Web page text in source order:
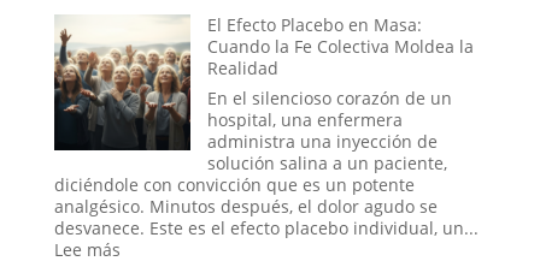
abrir
portales?
Otro
Mundo:
El
Secreto
no
del
Dominio
Militar
Estadounidense
El Efecto Placebo en Masa:
Cuando la Fe Colectiva Moldea la
Realidad
En el silencioso corazón de un
hospital, una enfermera
administra una inyección de
solución salina a un paciente,
diciéndole con convicción que es un potente
analgésico. Minutos después, el dolor agudo se
desvanece. Este es el efecto placebo individual, un...
Lee más: